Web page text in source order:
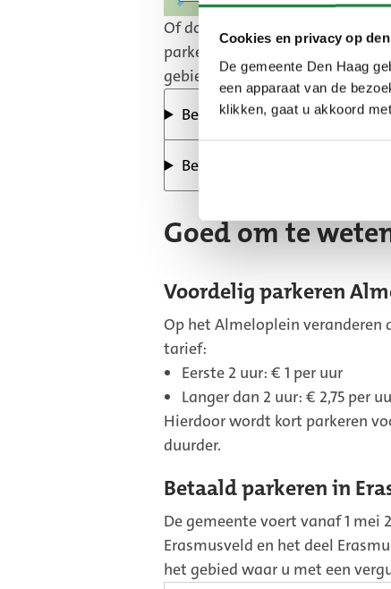
Cookies en privacy op
De gemeente Den Haag
een apparaat van de
klikken, gaat u akkoord
Of download hieronder
parkeren. Achter elk
gebied.
Bewoners en bedrijven
Bedrijven
Goed om te
Voordelig parkeren
Op het Almeloplein veranderen
tarief:
Eerste 2 uur: € 1 per uur
Langer dan 2 uur: € 2,75 per
Hierdoor wordt kort parkeren
duurder.
Betaald parkeren in
De gemeente voert vanaf 1
Erasmusveld en het deel
het gebied waar u met een